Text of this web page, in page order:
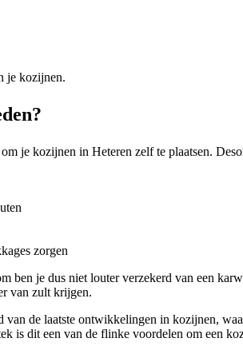
je kozijnen.
je kozijnen in Heteren zelf te plaatsen.
zorgen
ben je dus niet louter verzekerd van een
van zult krijgen.
van de laatste ontwikkelingen in kozijnen,
is dit een van de flinke voordelen om een